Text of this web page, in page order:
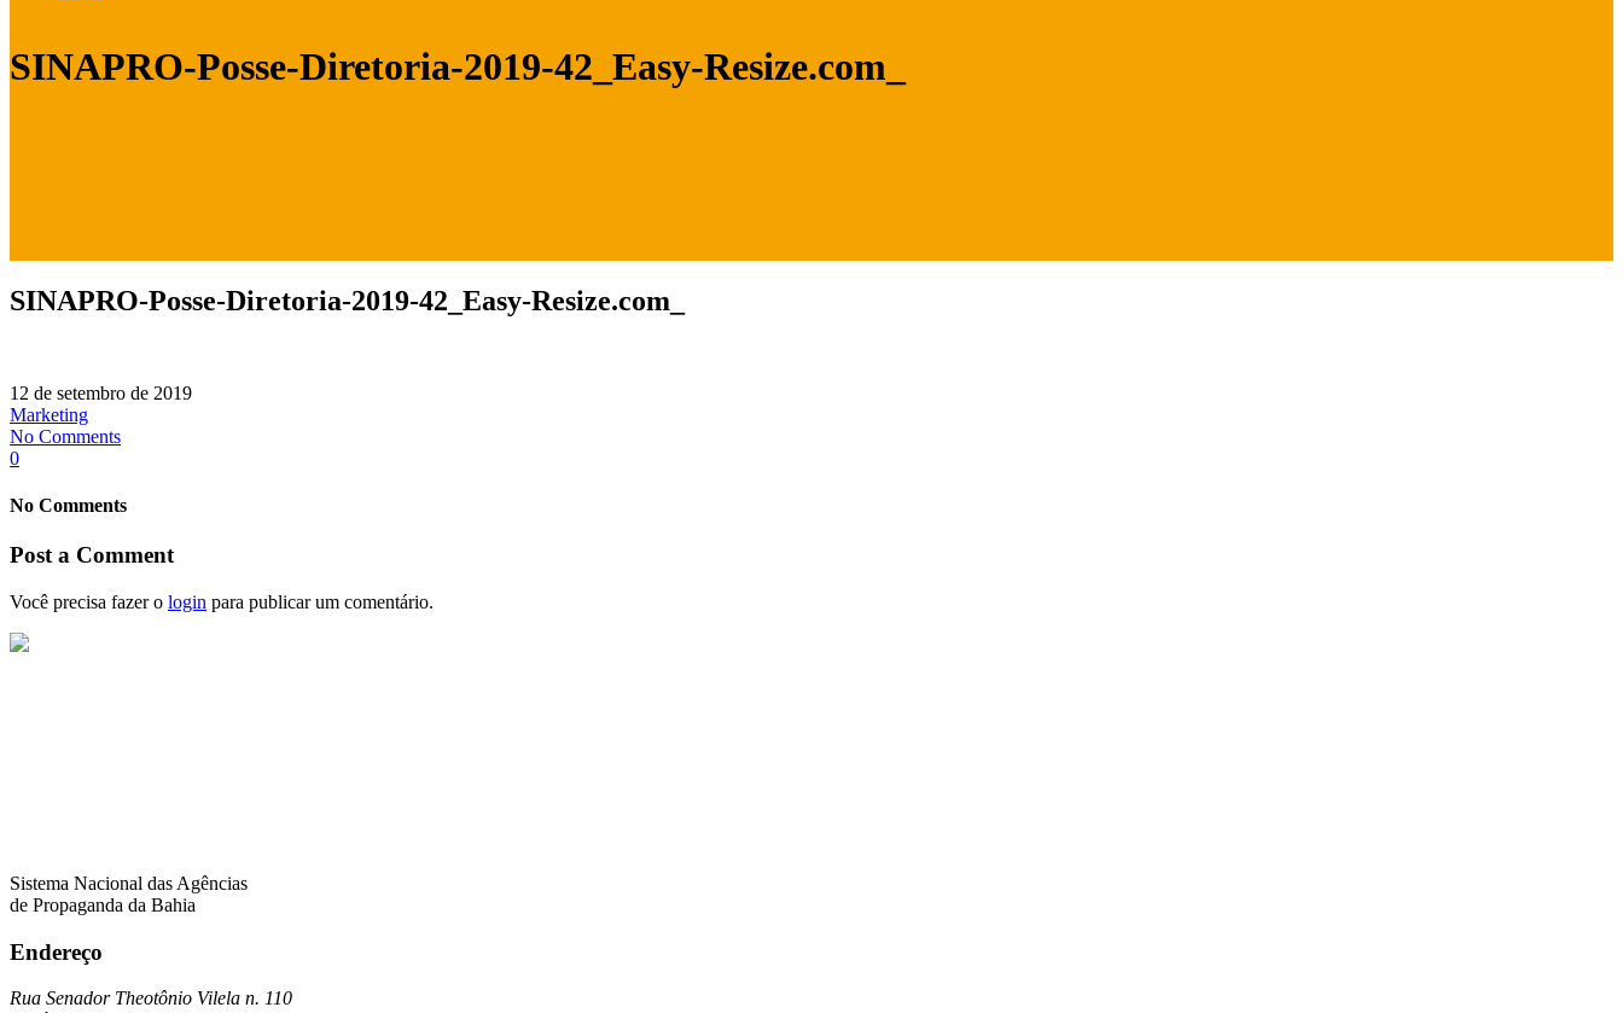
SINAPRO-Posse-Diretoria-2019-42_Easy-Resize.com_
SINAPRO-Posse-Diretoria-2019-42_Easy-Resize.com_
12 de setembro de 2019
Marketing
No Comments
0
No Comments
Post a Comment
Você precisa fazer o login para publicar um comentário.
Sistema Nacional das Agências
de Propaganda da Bahia
Endereço
Rua Senador Theotônio Vilela n. 110